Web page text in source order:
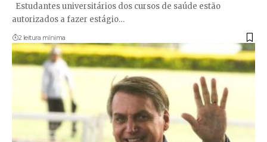
Estudantes universitários dos cursos de saúde estão
autorizados a fazer estágio…
2 leitura mínima